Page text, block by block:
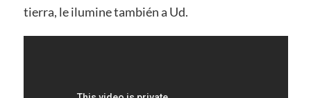
tierra, le ilumine también a Ud.